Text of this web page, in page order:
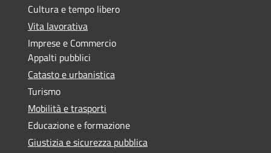
Cultura e tempo libero
Vita lavorativa
Imprese e Commercio
Appalti pubblici
Catasto e urbanistica
Turismo
Mobilità e trasporti
Educazione e formazione
Giustizia e sicurezza pubblica